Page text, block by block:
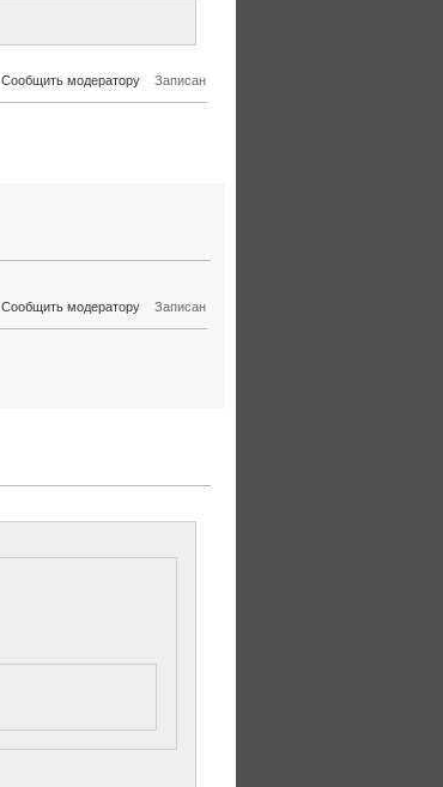
Сообщить модератору Записан
Сообщить модератору Записан